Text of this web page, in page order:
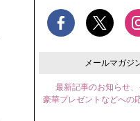
メールマガジ
最新記事のお知らせ、
豪華プレゼントなどへの